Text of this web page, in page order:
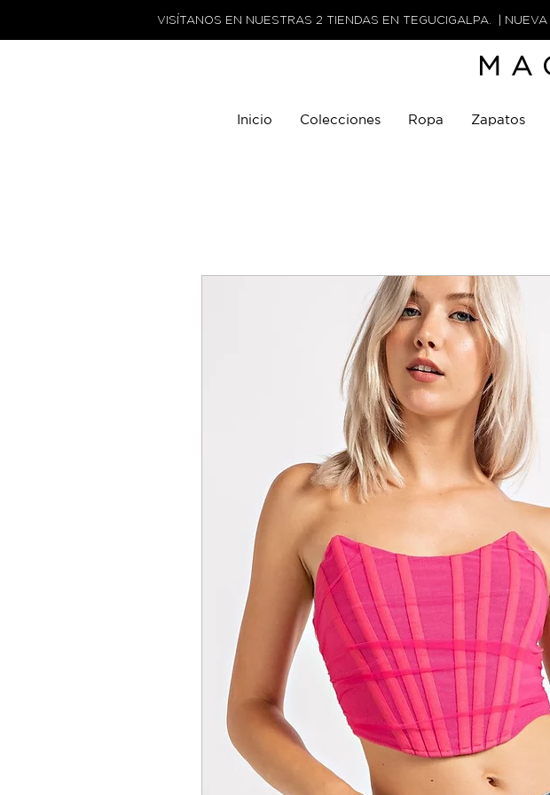
VISÍTANOS EN NUESTRAS 2 TIENDAS EN TEGUCIGALPA. |
Inicio Colecciones Ropa Zapatos